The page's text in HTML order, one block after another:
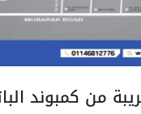
من كمبوند